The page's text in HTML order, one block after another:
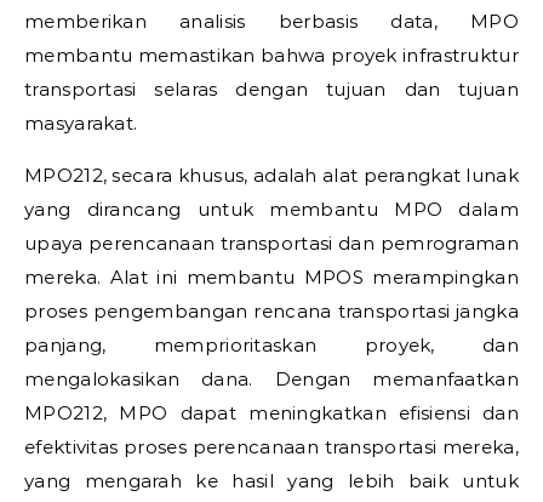
memberikan analisis berbasis data, MPO
membantu memastikan bahwa proyek infrastruktur
transportasi selaras dengan tujuan dan tujuan
masyarakat.
MPO212, secara khusus, adalah alat perangkat lunak
yang dirancang untuk membantu MPO dalam
upaya perencanaan transportasi dan pemrograman
mereka. Alat ini membantu MPOS merampingkan
proses pengembangan rencana transportasi jangka
panjang, memprioritaskan proyek, dan
mengalokasikan dana. Dengan memanfaatkan
MPO212, MPO dapat meningkatkan efisiensi dan
efektivitas proses perencanaan transportasi mereka,
yang mengarah ke hasil yang lebih baik untuk